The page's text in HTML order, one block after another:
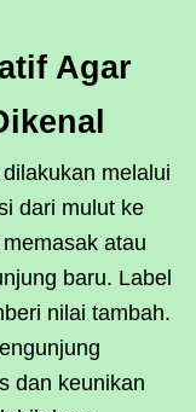
Agar
melalui
dari mulut ke
atau
baru. Label
nilai tambah.
dan keunikan